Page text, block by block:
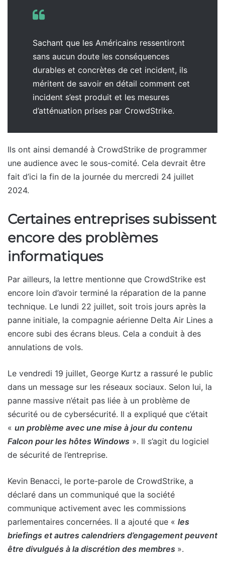
Sachant que les Américains ressentiront
sans aucun doute les conséquences
durables et concrètes de cet incident, ils
méritent de savoir en détail comment cet
incident s’est produit et les mesures
d’atténuation prises par CrowdStrike.
Ils ont ainsi demandé à CrowdStrike de programmer
une audience avec le sous-comité. Cela devrait être
fait d’ici la fin de la journée du mercredi 24 juillet
2024.
Certaines entreprises subissent
encore des problèmes
informatiques
Par ailleurs, la lettre mentionne que CrowdStrike est
encore loin d’avoir terminé la réparation de la panne
technique. Le lundi 22 juillet, soit trois jours après la
panne initiale, la compagnie aérienne Delta Air Lines a
encore subi des écrans bleus. Cela a conduit à des
annulations de vols.
Le vendredi 19 juillet, George Kurtz a rassuré le public
dans un message sur les réseaux sociaux. Selon lui, la
panne massive n’était pas liée à un problème de
sécurité ou de cybersécurité. Il a expliqué que c’était
« un problème avec une mise à jour du contenu
Falcon pour les hôtes Windows ». Il s’agit du logiciel
de sécurité de l’entreprise.
Kevin Benacci, le porte-parole de CrowdStrike, a
déclaré dans un communiqué que la société
communique activement avec les commissions
parlementaires concernées. Il a ajouté que « les
briefings et autres calendriers d’engagement peuvent
être divulgués à la discrétion des membres ».